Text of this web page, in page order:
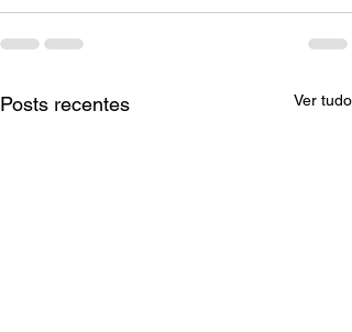
Posts recentes Ver tudo